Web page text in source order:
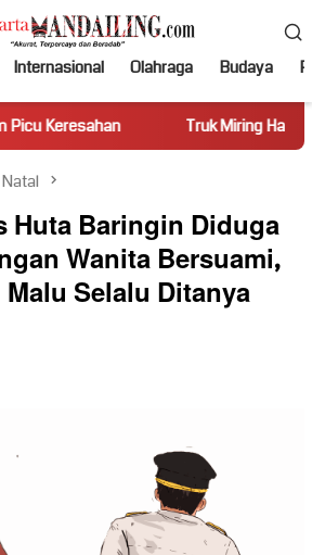
Internasional Olahraga Budaya
Truk Miring Hambat Arus Lalu
Huta Baringin Diduga
Wanita Bersuami,
Selalu Ditanya